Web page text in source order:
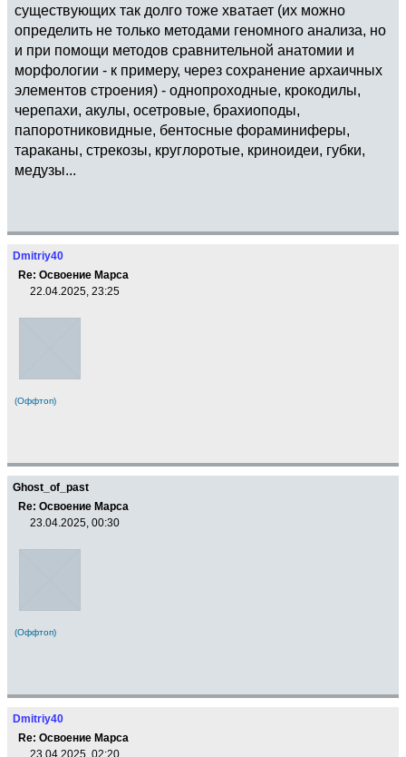
существующих так долго тоже хватает (их можно
определить не только методами геномного анализа, но
и при помощи методов сравнительной анатомии и
морфологии - к примеру, через сохранение архаичных
элементов строения) - однопроходные, крокодилы,
черепахи, акулы, осетровые, брахиоподы,
папоротниковидные, бентосные фораминиферы,
тараканы, стрекозы, круглоротые, криноидеи, губки,
медузы...
Dmitriy40
Re: Освоение Марса
22.04.2025, 23:25
(Оффтоп)
Ghost_of_past
Re: Освоение Марса
23.04.2025, 00:30
(Оффтоп)
Dmitriy40
Re: Освоение Марса
23.04.2025, 02:20